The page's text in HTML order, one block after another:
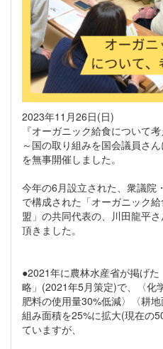
2023年11月26日(日)
『オーガニック給食について考
～国の取り組みを国会議員さ
を無事開催しました。
今年の6月設立された、衆議院
で構成された「オーガニック
盟」の共同代表の、川田龍平
頂きました。
●2021年に農林水産省が掲げ
略」(2021年5月策定)で、〈化
肥料の使用量30%低減〉〈耕
組み面積を25%に拡大(現在の
ていますが、